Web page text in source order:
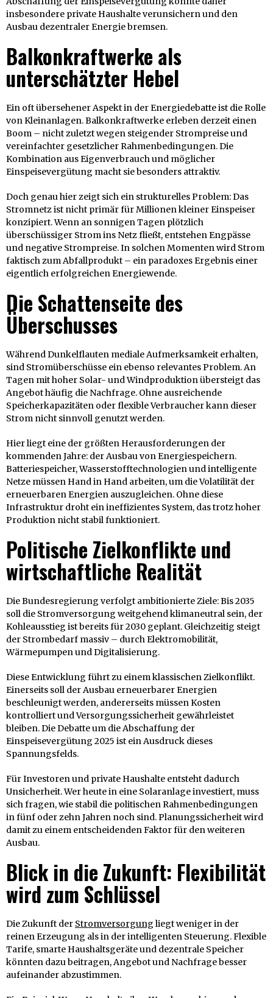
insbesondere private Haushalte verunsichern und den
Ausbau dezentraler Energie bremsen.
Balkonkraftwerke als
unterschätzter Hebel
Ein oft übersehener Aspekt in der Energiedebatte ist die Rolle
von Kleinanlagen. Balkonkraftwerke erleben derzeit einen
Boom – nicht zuletzt wegen steigender Strompreise und
vereinfachter gesetzlicher Rahmenbedingungen. Die
Kombination aus Eigenverbrauch und möglicher
Einspeisevergütung macht sie besonders attraktiv.
Doch genau hier zeigt sich ein strukturelles Problem: Das
Stromnetz ist nicht primär für Millionen kleiner Einspeiser
konzipiert. Wenn an sonnigen Tagen plötzlich
überschüssiger Strom ins Netz fließt, entstehen Engpässe
und negative Strompreise. In solchen Momenten wird Strom
faktisch zum Abfallprodukt – ein paradoxes Ergebnis einer
eigentlich erfolgreichen Energiewende.
Die Schattenseite des
Überschusses
Während Dunkelflauten mediale Aufmerksamkeit erhalten,
sind Stromüberschüsse ein ebenso relevantes Problem. An
Tagen mit hoher Solar- und Windproduktion übersteigt das
Angebot häufig die Nachfrage. Ohne ausreichende
Speicherkapazitäten oder flexible Verbraucher kann dieser
Strom nicht sinnvoll genutzt werden.
Hier liegt eine der größten Herausforderungen der
kommenden Jahre: der Ausbau von Energiespeichern.
Batteriespeicher, Wasserstofftechnologien und intelligente
Netze müssen Hand in Hand arbeiten, um die Volatilität der
erneuerbaren Energien auszugleichen. Ohne diese
Infrastruktur droht ein ineffizientes System, das trotz hoher
Produktion nicht stabil funktioniert.
Politische Zielkonflikte und
wirtschaftliche Realität
Die Bundesregierung verfolgt ambitionierte Ziele: Bis 2035
soll die Stromversorgung weitgehend klimaneutral sein, der
Kohleausstieg ist bereits für 2030 geplant. Gleichzeitig steigt
der Strombedarf massiv – durch Elektromobilität,
Wärmepumpen und Digitalisierung.
Diese Entwicklung führt zu einem klassischen Zielkonflikt.
Einerseits soll der Ausbau erneuerbarer Energien
beschleunigt werden, andererseits müssen Kosten
kontrolliert und Versorgungssicherheit gewährleistet
bleiben. Die Debatte um die Abschaffung der
Einspeisevergütung 2025 ist ein Ausdruck dieses
Spannungsfelds.
Für Investoren und private Haushalte entsteht dadurch
Unsicherheit. Wer heute in eine Solaranlage investiert, muss
sich fragen, wie stabil die politischen Rahmenbedingungen
in fünf oder zehn Jahren noch sind. Planungssicherheit wird
damit zu einem entscheidenden Faktor für den weiteren
Ausbau.
Blick in die Zukunft: Flexibilität
wird zum Schlüssel
Die Zukunft der Stromversorgungliegt weniger in der
reinen Erzeugung als in der intelligenten Steuerung. Flexible
Tarife, smarte Haushaltsgeräte und dezentrale Speicher
könnten dazu beitragen, Angebot und Nachfrage besser
aufeinander abzustimmen.